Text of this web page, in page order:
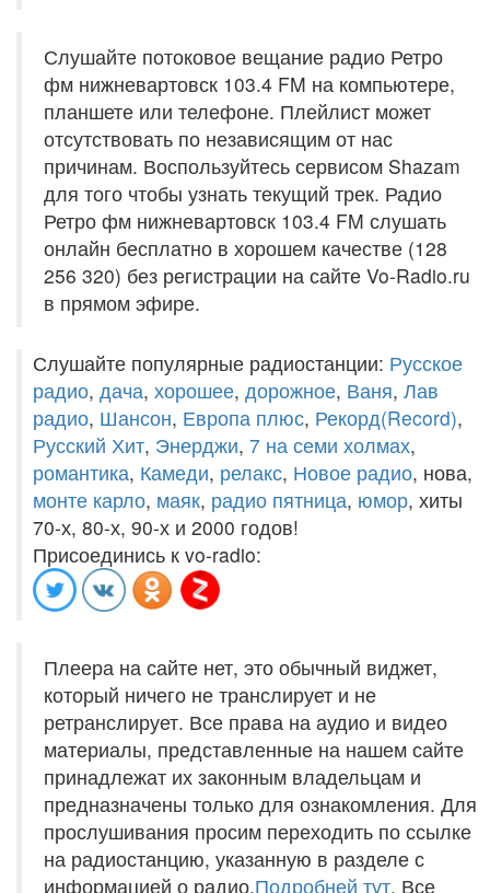
Слушайте потоковое вещание радио Ретро
фм нижневартовск 103.4 FM на компьютере,
планшете или телефоне. Плейлист может
отсутствовать по независящим от нас
причинам. Воспользуйтесь сервисом Shazam
для того чтобы узнать текущий трек. Радио
Ретро фм нижневартовск 103.4 FM слушать
онлайн бесплатно в хорошем качестве (128
256 320) без регистрации на сайте Vo-Radio.ru
в прямом эфире.
Слушайте популярные радиостанции: Русское
радио, дача, хорошее, дорожное, Ваня, Лав
радио, Шансон, Европа плюс, Рекорд(Record),
Русский Хит, Энерджи, 7 на семи холмах,
романтика, Камеди, релакс, Новое радио, нова,
монте карло, маяк, радио пятница, юмор, хиты
70-х, 80-х, 90-х и 2000 годов!
Присоединись к vo-radio:
Плеера на сайте нет, это обычный виджет,
который ничего не транслирует и не
ретранслирует. Все права на аудио и видео
материалы, представленные на нашем сайте
принадлежат их законным владельцам и
предназначены только для ознакомления. Для
прослушивания просим переходить по ссылке
на радиостанцию, указанную в разделе с
информацией о радио.Подробней тут. Все